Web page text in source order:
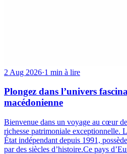
2 Aug 2026·1 min à lire
Plongez dans l’univers
macédonienne
Bienvenue dans un voyage au cœur
richesse patrimoniale exceptionnelle.
État indépendant depuis 1991,
par des siècles d’histoire.Ce pays